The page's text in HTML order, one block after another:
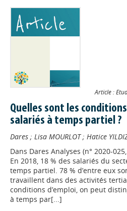
Article :
Quelles sont les
salariés à temps partiel ?
Dares ; Lisa MOURLOT; Hatice
Dans Dares Analyses (n° 2020-
En 2018, 18 % des salariés du
temps partiel. 78 % d’entre eux
travaillent dans des activités
conditions d’emploi, on peut
à temps par[...]